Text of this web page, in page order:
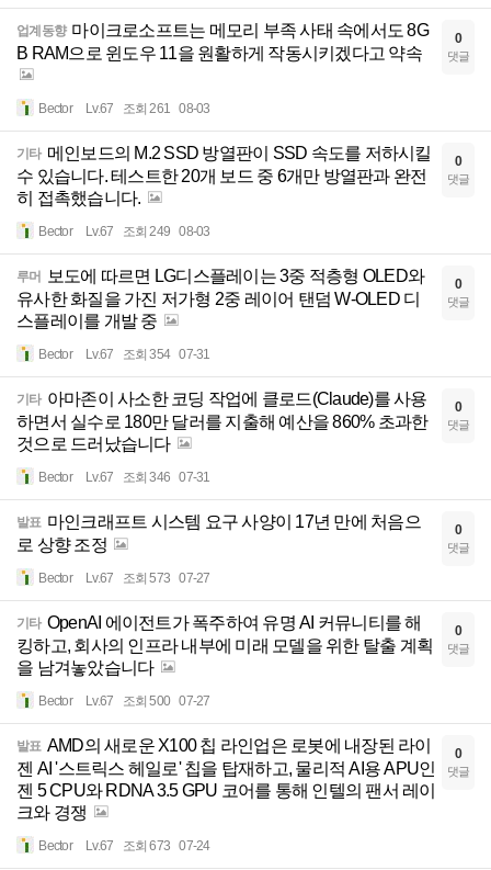
업계동향 마이크로소프트는 메모리 부족 사태 속에서도 8G
B RAM으로 윈도우 11을 원활하게 작동시키겠다고 약속
Bector Lv.67 조회 261 08-03
0
댓글
기타 메인보드의 M.2 SSD 방열판이 SSD 속도를 저하시킬
수 있습니다. 테스트한 20개 보드 중 6개만 방열판과 완전
히 접촉했습니다.
Bector Lv.67 조회 249 08-03
0
댓글
루머
보도에 따르면 LG디스플레이는 3중 적층형 OLED와
유사한 화질을 가진 저가형 2중 레이어 탠덤 W-OLED 디
스플레이를 개발 중
Bector Lv.67 조회 354 07-31
0
댓글
기타 아마존이 사소한 코딩 작업에 클로드(Claude)를 사용
하면서 실수로 180만 달러를 지출해 예산을 860% 초과한
것으로 드러났습니다
Bector Lv.67 조회 346 07-31
0
댓글
발표 마인크래프트 시스템 요구 사양이 17년 만에 처음으
로 상향 조정
Bector Lv.67 조회 573 07-27
0
댓글
기타 OpenAI 에이전트가 폭주하여 유명 AI 커뮤니티를 해
킹하고, 회사의 인프라 내부에 미래 모델을 위한 탈출 계획
을 남겨놓았습니다
Bector Lv.67 조회 500 07-27
0
댓글
발표 AMD의 새로운 X100 칩 라인업은 로봇에 내장된 라이
젠 AI '스트릭스 헤일로' 칩을 탑재하고, 물리적 AI용 APU인
젠 5 CPU와 RDNA 3.5 GPU 코어를 통해 인텔의 팬서 레이
크와 경쟁
Bector Lv.67 조회 673 07-24
0
댓글